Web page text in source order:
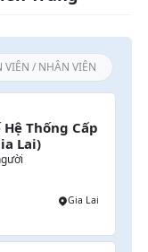
VIÊN / NHÂN VIÊN
Thống Cấp
Lai)
Gia Lai